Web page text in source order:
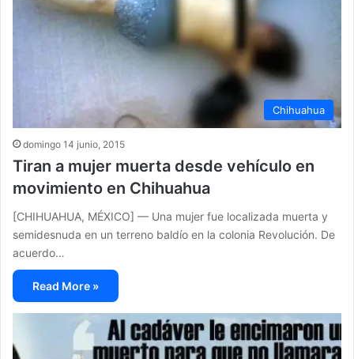
Chihuahua
domingo 14 junio, 2015
Tiran a mujer muerta desde vehículo en
movimiento en Chihuahua
[CHIHUAHUA, MÉXICO] — Una mujer fue localizada muerta y
semidesnuda en un terreno baldío en la colonia Revolución. De
acuerdo…
Read More »